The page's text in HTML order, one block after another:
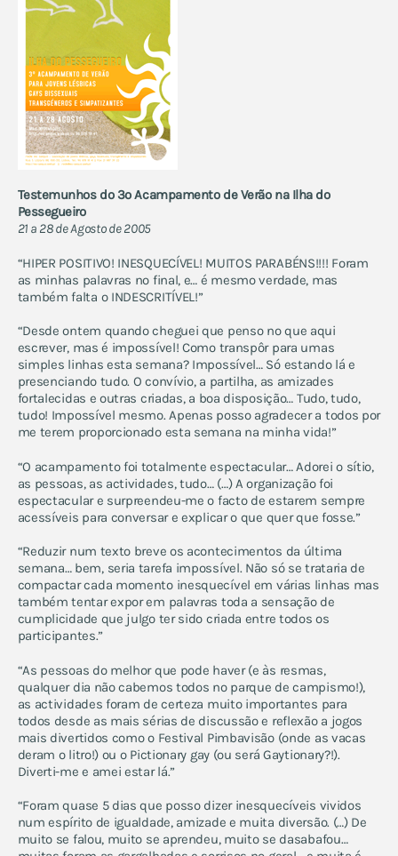
Testemunhos do 3º Acampamento de Verão na Ilha do
Pessegueiro
21 a 28 de Agosto de 2005
“HIPER POSITIVO! INESQUECÍVEL! MUITOS PARABÉNS!!!! Foram
as minhas palavras no final, e… é mesmo verdade, mas
também falta o INDESCRITÍVEL!”
“Desde ontem quando cheguei que penso no que aqui
escrever, mas é impossível! Como transpôr para umas
simples linhas esta semana? Impossível… Só estando lá e
presenciando tudo. O convívio, a partilha, as amizades
fortalecidas e outras criadas, a boa disposição… Tudo, tudo,
tudo! Impossível mesmo. Apenas posso agradecer a todos por
me terem proporcionado esta semana na minha vida!”
“O acampamento foi totalmente espectacular… Adorei o sítio,
as pessoas, as actividades, tudo… (…) A organização foi
espectacular e surpreendeu-me o facto de estarem sempre
acessíveis para conversar e explicar o que quer que fosse.”
“Reduzir num texto breve os acontecimentos da última
semana… bem, seria tarefa impossível. Não só se trataria de
compactar cada momento inesquecível em várias linhas mas
também tentar expor em palavras toda a sensação de
cumplicidade que julgo ter sido criada entre todos os
participantes.”
“As pessoas do melhor que pode haver (e às resmas,
qualquer dia não cabemos todos no parque de campismo!),
as actividades foram de certeza muito importantes para
todos desde as mais sérias de discussão e reflexão a jogos
mais divertidos como o Festival Pimbavisão (onde as vacas
deram o litro!) ou o Pictionary gay (ou será Gaytionary?!).
Diverti-me e amei estar lá.”
“Foram quase 5 dias que posso dizer inesquecíveis vividos
num espírito de igualdade, amizade e muita diversão. (…) De
muito se falou, muito se aprendeu, muito se dasabafou…